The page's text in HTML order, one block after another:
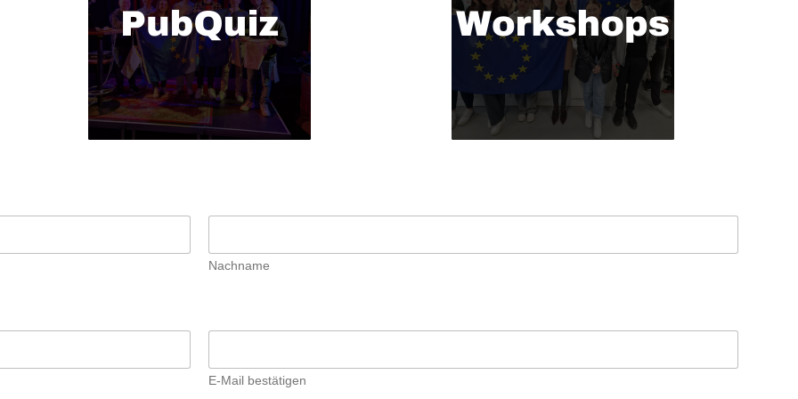
Nachname
E-Mail bestätigen